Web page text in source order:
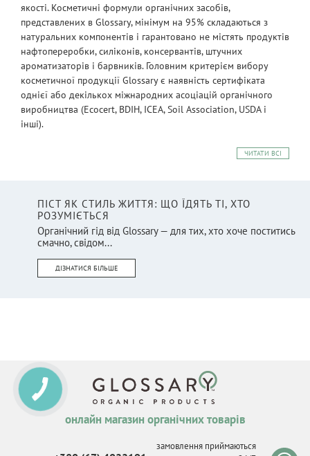
якості. Косметичні формули органічних засобів,
представлених в Glossary, мінімум на 95% складаються з
натуральних компонентів і гарантовано не містять продуктів
нафтопереробки, силіконів, консервантів, штучних
ароматизаторів і барвників. Головним критерієм вибору
косметичної продукції Glossary є наявність сертифіката
однієї або декількох міжнародних асоціацій органічного
виробництва (Ecocert, BDIH, ICEA, Soil Association, USDA і
інші).
ЧИТАТИ ВСІ
ПІСТ ЯК СТИЛЬ ЖИТТЯ: ЩО ЇДЯТЬ ТІ, ХТО
РОЗУМІЄТЬСЯ
Органічний гід від Glossary — для тих, хто хоче поститись
смачно, свідом...
ДІЗНАТИСЯ БІЛЬШЕ
онлайн магазин органічних товарів
замовлення приймаються